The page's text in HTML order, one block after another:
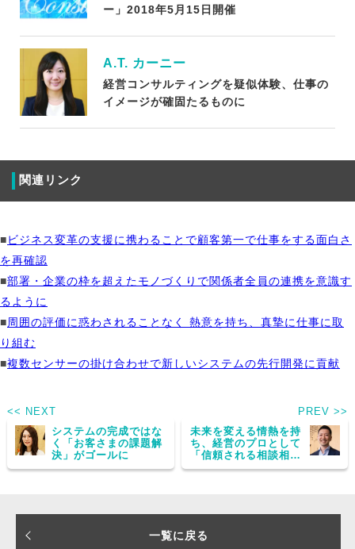
ー」2018年5月15日開催
A.T. カーニー
経営コンサルティングを疑似体験、仕事の
イメージが確固たるものに
関連リンク
■ビジネス変革の支援に携わることで顧客第一で仕事をする面白さ
を再確認
■部署・企業の枠を超えたモノづくりで関係者全員の連携を意識す
るように
■周囲の評価に惑わされることなく 熱意を持ち、真摯に仕事に取
り組む
■複数センサーの掛け合わせで新しいシステムの先行開発に貢献
<< NEXT
システムの完成ではな
く「お客さまの課題解
決」がゴールに
PREV >>
未来を変える情熱を持
ち、経営のプロとして
「信頼される相談相
手」であれ
一覧に戻る